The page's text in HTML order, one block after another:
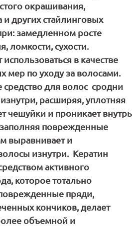
окрашивания,
других стайлинговых
замедленном росте
ломкости, сухости.
в качестве
мер по уходу за волосами.
для волос сродни
расширяя, уплотняя
чешуйки и проникает внутрь
заполняя поврежденные
выравнивает и
изнутри. Кератин
активного
которое тотально
пряди,
кончиков, делает
объемной и